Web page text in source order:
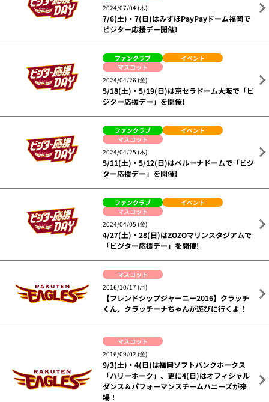
2024/07/04 (木)
7/6(土)・7(日)はみずほPayPayドーム福岡で
ビジター応援デー開催!
ファンクラブ
イベント
マスコット
2024/04/26 (金)
5/18(土)・5/19(日)は京セラドーム大阪で「ビ
ジター応援デー」を開催!
ファンクラブ
イベント
マスコット
2024/04/25 (木)
5/11(土)・5/12(日)はベルーナドームで「ビジ
ター応援デー」を開催!
ファンクラブ
イベント
マスコット
2024/04/05 (金)
4/27(土)・28(日)はZOZOマリンスタジアムで
「ビジター応援デー」を開催!
マスコット
2016/10/17 (月)
【フレンドシップジャーニー2016】クラッチ
くん、クラッチーナちゃんが遊びに行くよ！
マスコット
2016/09/02 (金)
9/3(土)・4(日)は福岡ソフトバンクホークス
「ハリーホーク」、更に4(日)はオフィシャル
ダンス＆パフォーマンスチームハニーズが来
場！